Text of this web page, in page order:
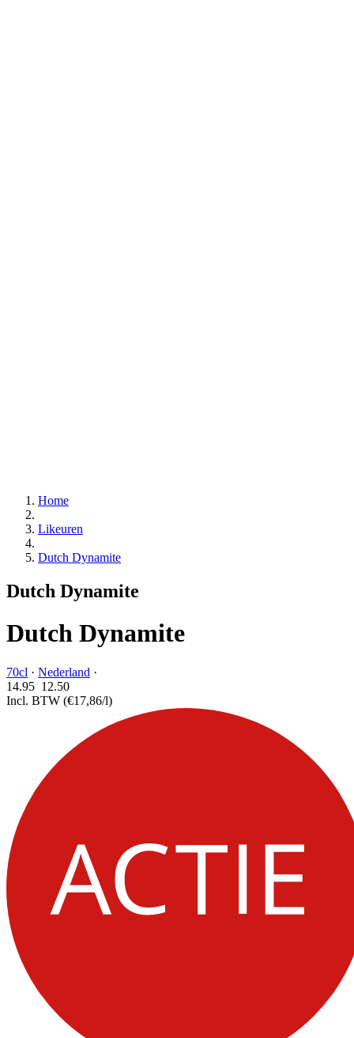
Home
Likeuren
Dutch Dynamite
Dutch Dynamite
Dutch Dynamite
70cl · Nederland ·
14.95 12.50
Incl. BTW (€17,86/l)